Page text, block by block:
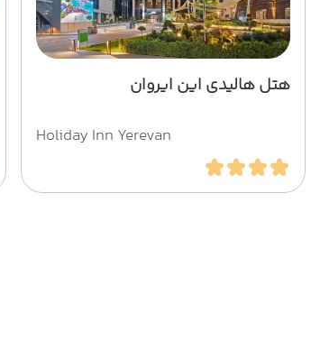
هتل هالیدی این ایروان
Holiday Inn Yerevan